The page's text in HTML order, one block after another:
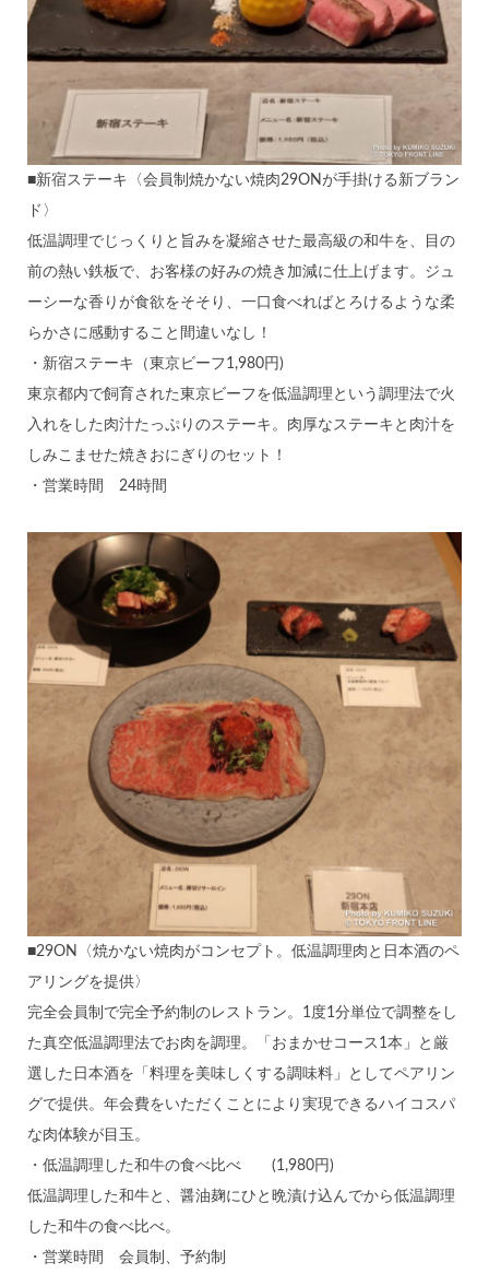
■新宿ステーキ〈会員制焼かない焼肉29ONが手掛ける新ブラン
ド〉
低温調理でじっくりと旨みを凝縮させた最高級の和牛を、目の
前の熱い鉄板で、お客様の好みの焼き加減に仕上げます。ジュ
ーシーな香りが食欲をそそり、一口食べればとろけるような柔
らかさに感動すること間違いなし！
・新宿ステーキ（東京ビーフ1,980円)
東京都内で飼育された東京ビーフを低温調理という調理法で火
入れをした肉汁たっぷりのステーキ。肉厚なステーキと肉汁を
しみこませた焼きおにぎりのセット！
・営業時間 24時間
■29ON〈焼かない焼肉がコンセプト。低温調理肉と日本酒のペ
アリングを提供〉
完全会員制で完全予約制のレストラン。1度1分単位で調整をし
た真空低温調理法でお肉を調理。「おまかせコース1本」と厳
選した日本酒を「料理を美味しくする調味料」としてペアリン
グで提供。年会費をいただくことにより実現できるハイコスパ
な肉体験が目玉。
・低温調理した和牛の食べ比べ (1,980円)
低温調理した和牛と、醤油麹にひと晩漬け込んでから低温調理
した和牛の食べ比べ。
・営業時間 会員制、予約制